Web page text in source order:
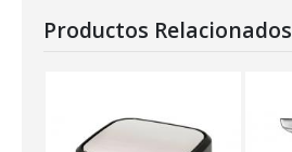
Productos Relacionados